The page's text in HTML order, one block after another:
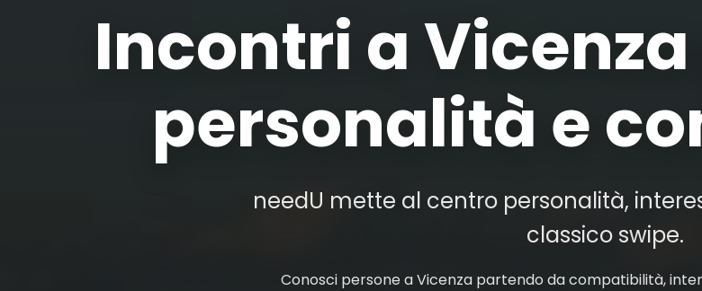
Incontri a
personalità e
needU mette al centro personalità,
classico swipe.
Conosci persone a Vicenza partendo da compatibilità,